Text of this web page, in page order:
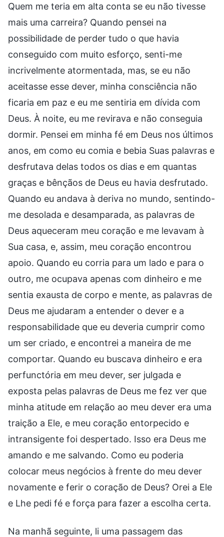
Quem me teria em alta conta se eu não tivesse
mais uma carreira? Quando pensei na
possibilidade de perder tudo o que havia
conseguido com muito esforço, senti-me
incrivelmente atormentada, mas, se eu não
aceitasse esse dever, minha consciência não
ficaria em paz e eu me sentiria em dívida com
Deus. À noite, eu me revirava e não conseguia
dormir. Pensei em minha fé em Deus nos últimos
anos, em como eu comia e bebia Suas palavras e
desfrutava delas todos os dias e em quantas
graças e bênçãos de Deus eu havia desfrutado.
Quando eu andava à deriva no mundo, sentindo-
me desolada e desamparada, as palavras de
Deus aqueceram meu coração e me levavam à
Sua casa, e, assim, meu coração encontrou
apoio. Quando eu corria para um lado e para o
outro, me ocupava apenas com dinheiro e me
sentia exausta de corpo e mente, as palavras de
Deus me ajudaram a entender o dever e a
responsabilidade que eu deveria cumprir como
um ser criado, e encontrei a maneira de me
comportar. Quando eu buscava dinheiro e era
perfunctória em meu dever, ser julgada e
exposta pelas palavras de Deus me fez ver que
minha atitude em relação ao meu dever era uma
traição a Ele, e meu coração entorpecido e
intransigente foi despertado. Isso era Deus me
amando e me salvando. Como eu poderia
colocar meus negócios à frente do meu dever
novamente e ferir o coração de Deus? Orei a Ele
e Lhe pedi fé e força para fazer a escolha certa.
Na manhã seguinte, li uma passagem das